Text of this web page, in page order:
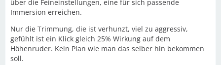
über die Feineinstellungen, eine für sich passende
Immersion erreichen.
Nur die Trimmung, die ist verhunzt, viel zu aggressiv,
gefühlt ist ein Klick gleich 25% Wirkung auf dem
Höhenruder. Kein Plan wie man das selber hin bekommen
soll.